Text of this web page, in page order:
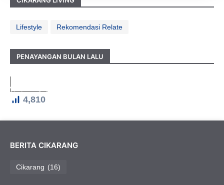
Lifestyle Rekomendasi Relate
PENAYANGAN BULAN LALU
4,810
BERITA CIKARANG
Cikarang (16)